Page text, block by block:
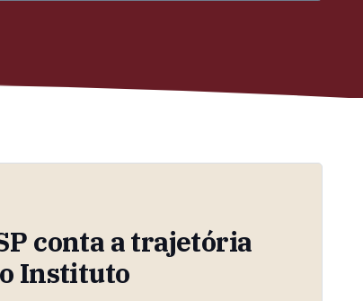
conta a trajetória
Instituto